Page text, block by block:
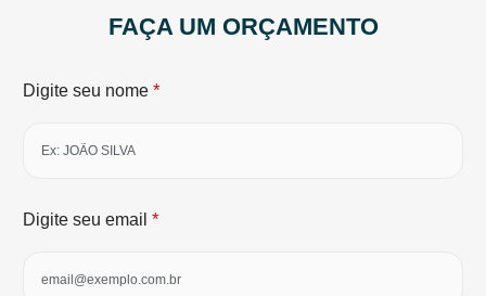
FAÇA UM ORÇAMENTO
Digite seu nome *
Digite seu email *